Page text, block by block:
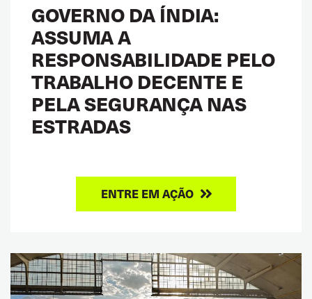
GOVERNO DA ÍNDIA:
ASSUMA A
RESPONSABILIDADE PELO
TRABALHO DECENTE E
PELA SEGURANÇA NAS
ESTRADAS
ENTRE EM AÇÃO